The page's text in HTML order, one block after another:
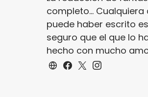
completo...
puede haber escrito
seguro que el que lo
hecho con mucho